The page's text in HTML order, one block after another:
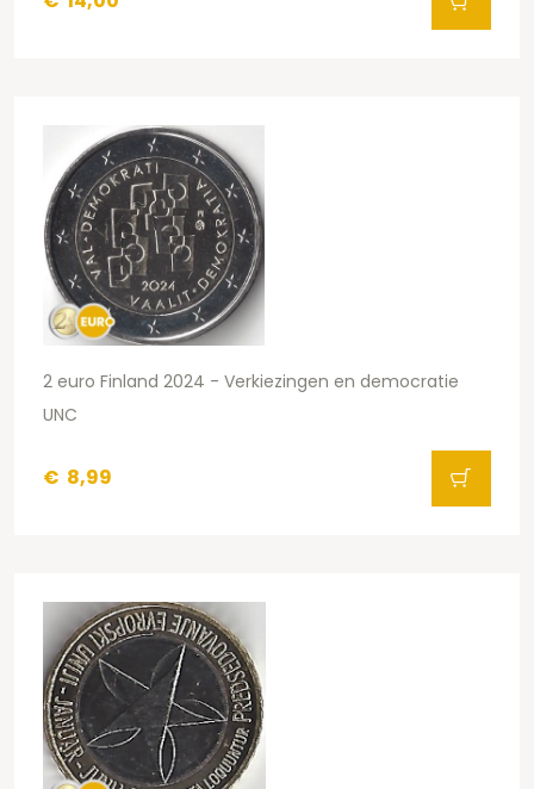
2 euro Finland 2024 - Verkiezingen en democratie
UNC
€ 8,99